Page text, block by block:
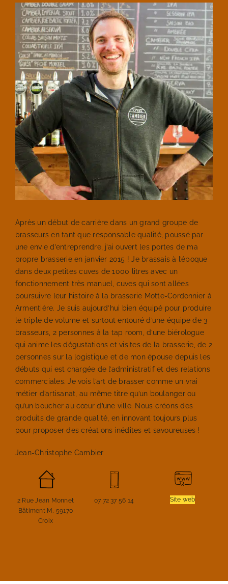
Après un début de carrière dans un grand groupe de
brasseurs en tant que responsable qualité, poussé par
une envie d’entreprendre, j’ai ouvert les portes de ma
propre brasserie en janvier 2015 ! Je brassais à l’époque
dans deux petites cuves de 1000 litres avec un
fonctionnement très manuel, cuves qui sont allées
poursuivre leur histoire à la brasserie Motte-Cordonnier à
Armentière. Je suis aujourd’hui bien équipé pour produire
le triple de volume et surtout entouré d’une équipe de 3
brasseurs, 2 personnes à la tap room, d’une biérologue
qui anime les dégustations et visites de la brasserie, de 2
personnes sur la logistique et de mon épouse depuis les
débuts qui est chargée de l’administratif et des relations
commerciales. Je vois l’art de brasser comme un vrai
métier d’artisanat, au même titre qu’un boulanger ou
qu’un boucher au cœur d’une ville. Nous créons des
produits de grande qualité, en innovant toujours plus
pour proposer des créations inédites et savoureuses !
Jean-Christophe Cambier
2 Rue Jean Monnet
Bâtiment M, 59170
Croix
07 72 37 56 14 Site web